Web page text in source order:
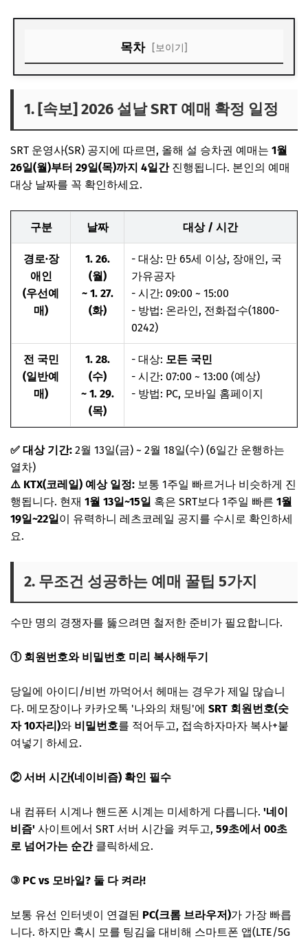
목차 [보이기]
2. 무조건 성공하는 예매 꿀팁 5가지
3. 예매 실패 시 대처법 (취소표/병합승차권)
4. 취소 수수료 및 위약금 규정
1. [속보] 2026 설날 SRT 예매 확정 일정
SRT 운영사(SR) 공지에 따르면, 올해 설 승차권 예매는 1월
26일(월)부터 29일(목)까지 4일간진행됩니다. 본인의 예매
대상 날짜를 꼭 확인하세요.
구분 날짜 대상 / 시간
경로·장
애인
(우선예
매)
1. 26.
(월)
~ 1. 27.
(화)
- 대상: 만 65세 이상, 장애인, 국
가유공자
- 시간: 09:00 ~ 15:00
- 방법: 온라인, 전화접수(1800-
0242)
전 국민
(일반예
매)
1. 28.
(수)
~ 1. 29.
(목)
- 대상: 모든 국민
- 시간: 07:00 ~ 13:00 (예상)
- 방법: PC, 모바일 홈페이지
✅ 대상 기간: 2월 13일(금) ~ 2월 18일(수) (6일간 운행하는
열차)
⚠️ KTX(코레일) 예상 일정: 보통 1주일 빠르거나 비슷하게 진
행됩니다. 현재 1월 13일~15일 혹은 SRT보다 1주일 빠른 1월
19일~22일이 유력하니 레츠코레일 공지를 수시로 확인하세
요.
2. 무조건 성공하는 예매 꿀팁 5가지
수만 명의 경쟁자를 뚫으려면 철저한 준비가 필요합니다.
① 회원번호와 비밀번호 미리 복사해두기
당일에 아이디/비번 까먹어서 헤매는 경우가 제일 많습니
다. 메모장이나 카카오톡 '나와의 채팅'에 SRT 회원번호(숫
자 10자리)와 비밀번호를 적어두고, 접속하자마자 복사+붙
여넣기 하세요.
② 서버 시간(네이비즘) 확인 필수
내 컴퓨터 시계나 핸드폰 시계는 미세하게 다릅니다. '네이
비즘' 사이트에서 SRT 서버 시간을 켜두고, 59초에서 00초
로 넘어가는 순간클릭하세요.
③ PC vs 모바일? 둘 다 켜라!
보통 유선 인터넷이 연결된 PC(크롬 브라우저)가 가장 빠릅
니다. 하지만 혹시 모를 팅김을 대비해 스마트폰 앱(LTE/5G